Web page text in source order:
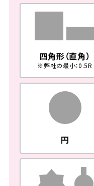
四角形（直角）
※弊社の最小：0.5R
円